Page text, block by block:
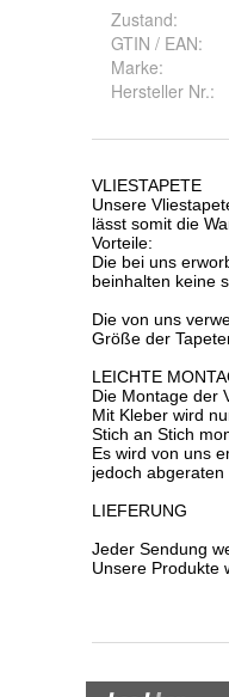
Zustand:
GTIN / EAN:
Marke:
Hersteller Nr.: